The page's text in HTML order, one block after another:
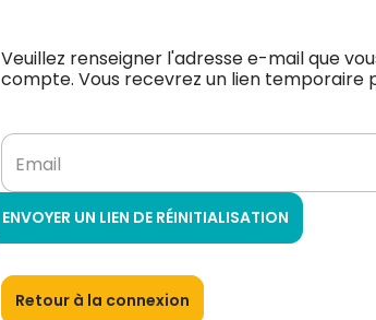
Veuillez renseigner l'adresse e-mail que
compte. Vous recevrez un lien temporaire
Email
ENVOYER UN LIEN DE RÉINITIALISATION
Retour à la connexion